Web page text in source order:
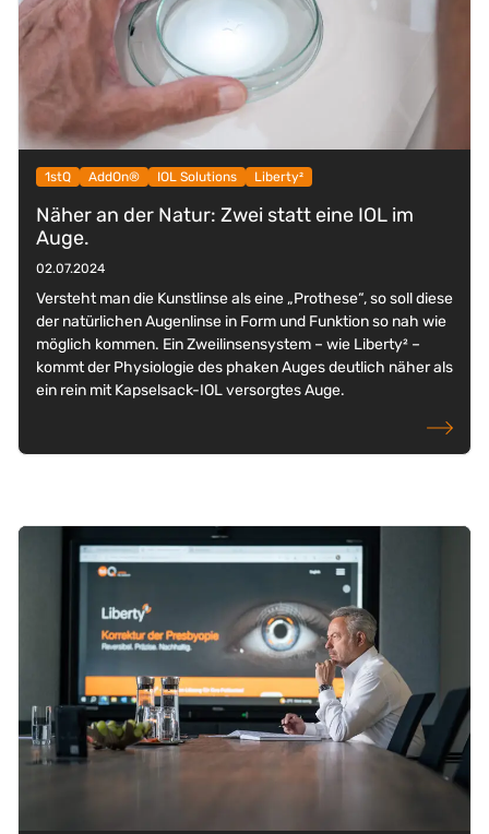
1stQ AddOn® IOL Solutions Liberty²
Näher an der Natur: Zwei statt eine IOL im
Auge.
02.07.2024
Versteht man die Kunstlinse als eine „Prothese“, so soll diese
der natürlichen Augenlinse in Form und Funktion so nah wie
möglich kommen. Ein Zweilinsensystem – wie Liberty² –
kommt der Physiologie des phaken Auges deutlich näher als
ein rein mit Kapselsack-IOL versorgtes Auge.